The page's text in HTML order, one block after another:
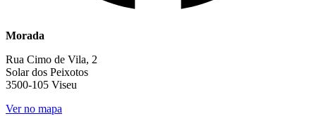
Morada
Rua Cimo de Vila, 2
Solar dos Peixotos
3500-105 Viseu
Ver no mapa